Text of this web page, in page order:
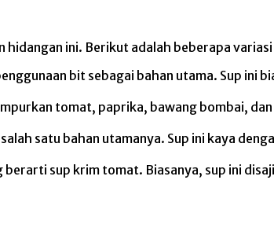
hidangan ini. Berikut adalah beberapa
bit sebagai bahan utama. Sup ini
tomat, paprika, bawang bombai,
satu bahan utamanya. Sup ini kaya
sup krim tomat. Biasanya, sup ini